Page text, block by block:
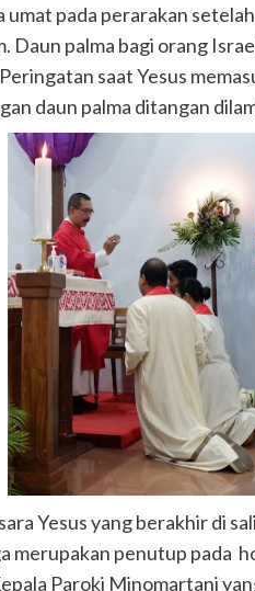
umat pada perarakan
Daun palma bagi orang
saat Yesus
daun palma ditangan
Yesus yang berakhir di
merupakan penutup pada
Paroki Minomartani